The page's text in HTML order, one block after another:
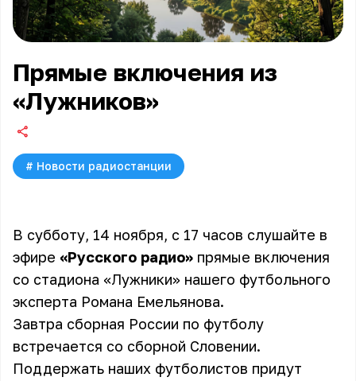
Прямые включения из
«Лужников»
# Новости радиостанции
В субботу, 14 ноября, с 17 часов слушайте в
эфире «Русского радио» прямые включения
со стадиона «Лужники» нашего футбольного
эксперта Романа Емельянова.
Завтра сборная России по футболу
встречается со сборной Словении.
Поддержать наших футболистов придут